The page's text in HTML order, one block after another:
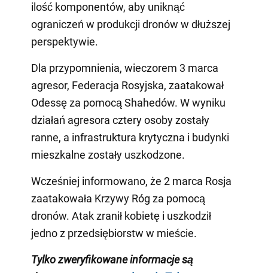
ilość komponentów, aby uniknąć
ograniczeń w produkcji dronów w dłuższej
perspektywie.
Dla przypomnienia, wieczorem 3 marca
agresor, Federacja Rosyjska, zaatakował
Odessę za pomocą Shahedów. W wyniku
działań agresora cztery osoby zostały
ranne, a infrastruktura krytyczna i budynki
mieszkalne zostały uszkodzone.
Wcześniej informowano, że 2 marca Rosja
zaatakowała Krzywy Róg za pomocą
dronów. Atak zranił kobietę i uszkodził
jedno z przedsiębiorstw w mieście.
Tylko zweryfikowane informacje są